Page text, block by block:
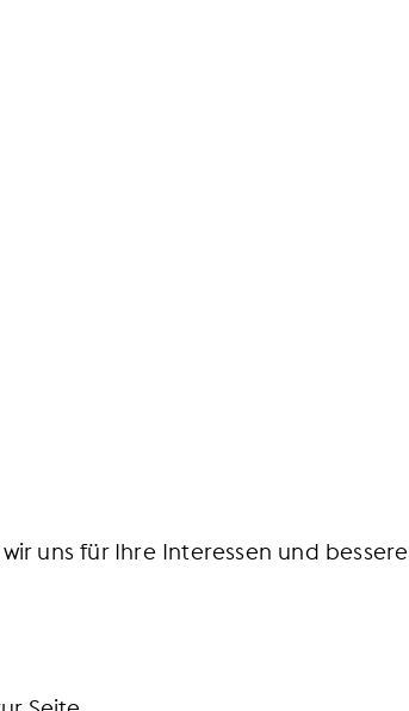
uns für Ihre Interessen und bessere